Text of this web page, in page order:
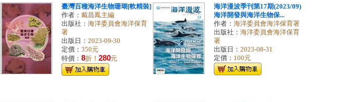
臺灣百種海洋生物珊瑚[軟精裝]
作者： 戴昌鳳主編
出版社： 海洋委員會海洋保育
署
出版日： 2023-09-30
定價： 350元
特價： 8折！ 280元
海洋漫波季刊第17期(2023/09)
海洋開發與海洋生物保...
作者： 海洋委員會海洋保育署
出版社： 海洋委員會海洋保育
署
出版日： 2023-08-31
定價： 100元